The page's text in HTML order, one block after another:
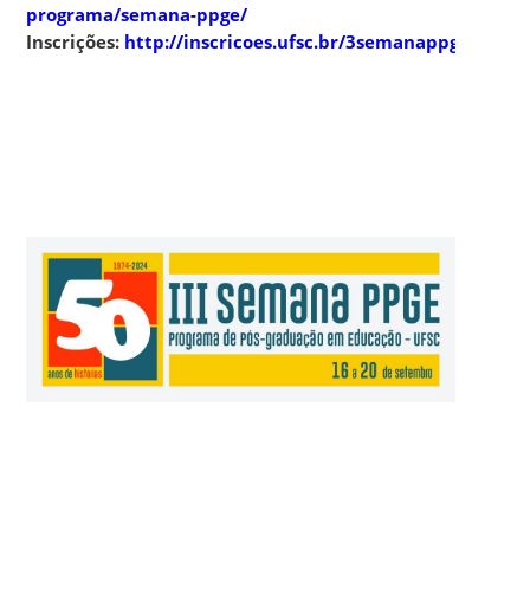
programa/semana-ppge/
Inscrições: http://inscricoes.ufsc.br/3semanappge